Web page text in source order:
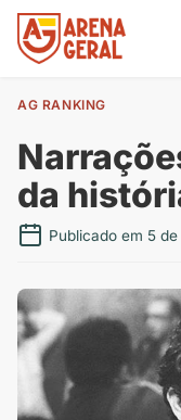
AG RANKING
da
Publicado em 5